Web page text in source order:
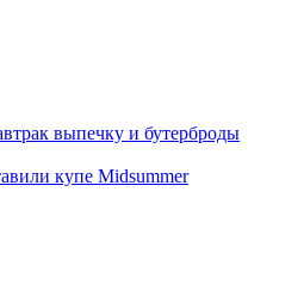
выпечку и бутерброды
купе Midsummer